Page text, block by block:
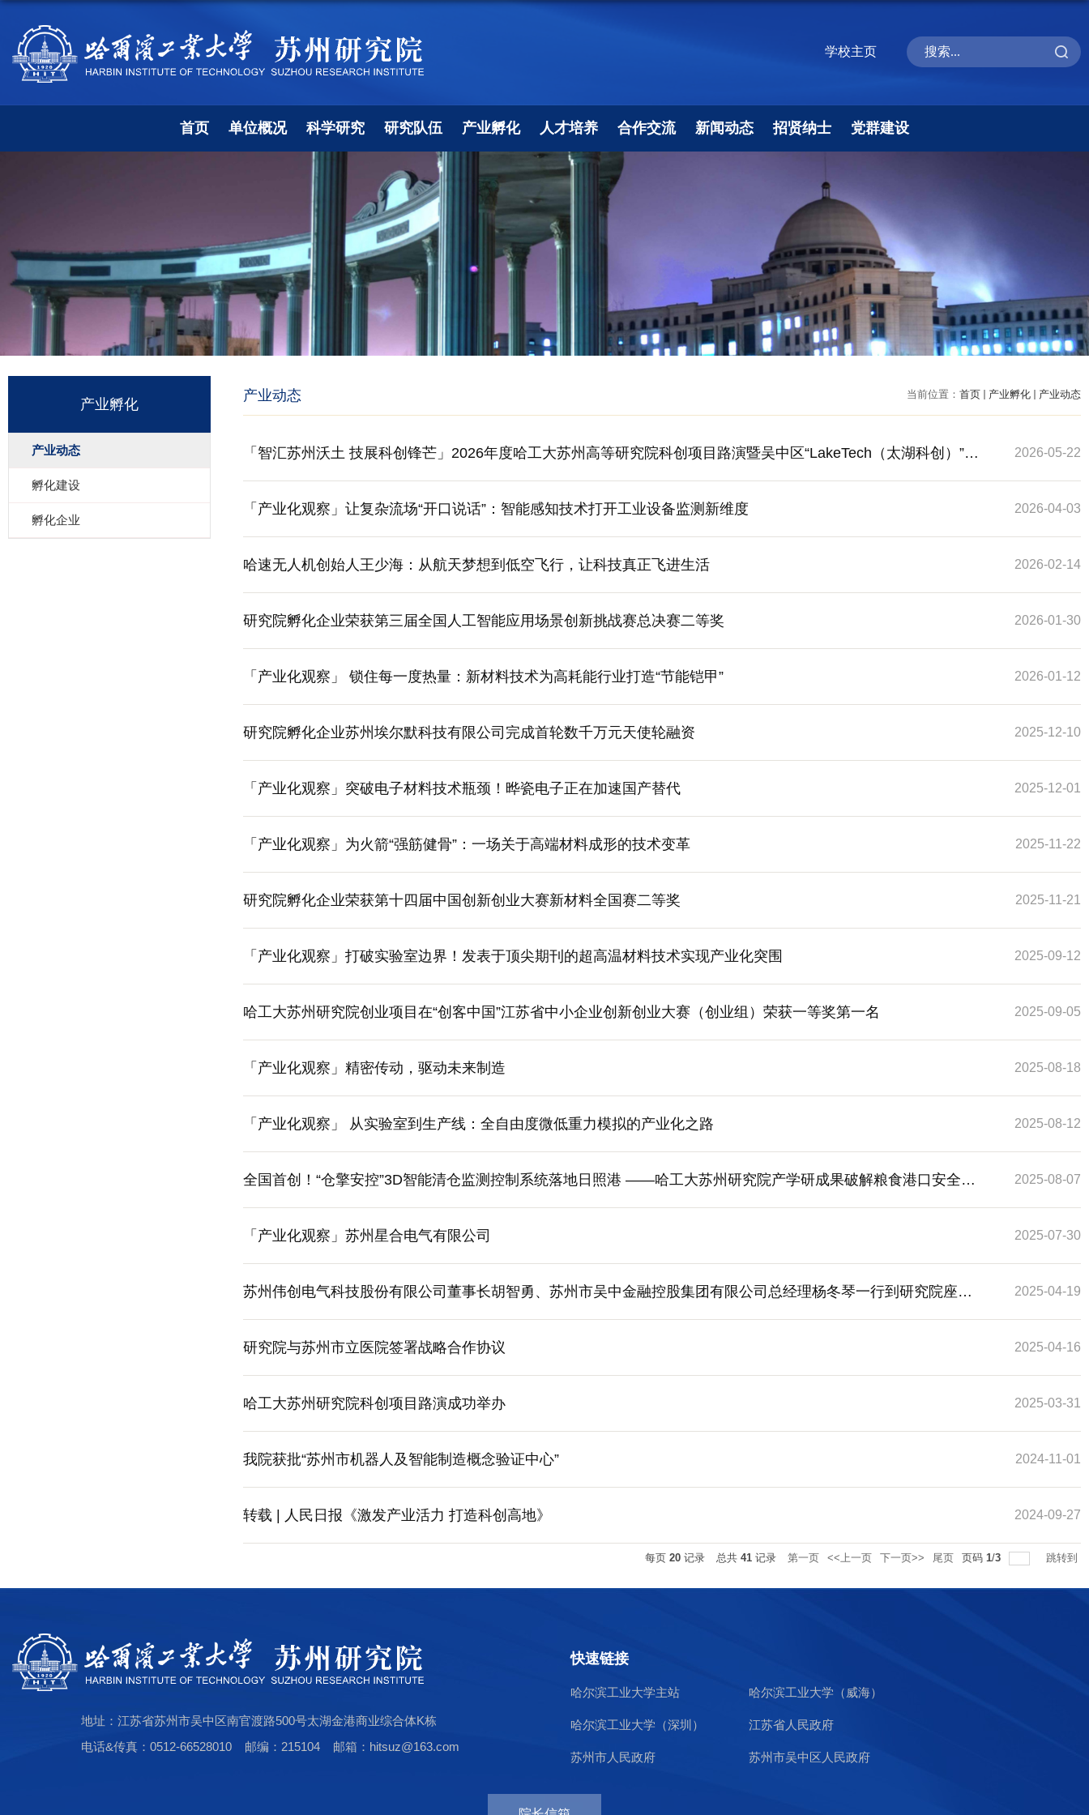
学校主页
首页 单位概况 科学研究 研究队伍 产业孵化 人才培养 合作交流 新闻动态 招贤纳士 党群建设
产业孵化
产业动态
孵化建设
孵化企业
当前位置： 首页 产业孵化 产业动态
产业动态
「智汇苏州沃土 技展科创锋芒」2026年度哈工大苏州高等研究院科创项目路演暨吴中区“LakeTech（太湖科创）”创
客大赛成功举办
2026-05-22
「产业化观察」让复杂流场“开口说话”：智能感知技术打开工业设备监测新维度 2026-04-03
哈速无人机创始人王少海：从航天梦想到低空飞行，让科技真正飞进生活 2026-02-14
研究院孵化企业荣获第三届全国人工智能应用场景创新挑战赛总决赛二等奖 2026-01-30
「产业化观察」 锁住每一度热量：新材料技术为高耗能行业打造“节能铠甲” 2026-01-12
研究院孵化企业苏州埃尔默科技有限公司完成首轮数千万元天使轮融资 2025-12-10
「产业化观察」突破电子材料技术瓶颈！晔瓷电子正在加速国产替代 2025-12-01
「产业化观察」为火箭“强筋健骨”：一场关于高端材料成形的技术变革 2025-11-22
研究院孵化企业荣获第十四届中国创新创业大赛新材料全国赛二等奖 2025-11-21
「产业化观察」打破实验室边界！发表于顶尖期刊的超高温材料技术实现产业化突围 2025-09-12
哈工大苏州研究院创业项目在“创客中国”江苏省中小企业创新创业大赛（创业组）荣获一等奖第一名 2025-09-05
「产业化观察」精密传动，驱动未来制造 2025-08-18
「产业化观察」 从实验室到生产线：全自由度微低重力模拟的产业化之路 2025-08-12
全国首创！“仓擎安控”3D智能清仓监测控制系统落地日照港 ——哈工大苏州研究院产学研成果破解粮食港口安全难
题
2025-08-07
「产业化观察」苏州星合电气有限公司 2025-07-30
苏州伟创电气科技股份有限公司董事长胡智勇、苏州市吴中金融控股集团有限公司总经理杨冬琴一行到研究院座谈
交流
2025-04-19
研究院与苏州市立医院签署战略合作协议 2025-04-16
哈工大苏州研究院科创项目路演成功举办 2025-03-31
我院获批“苏州市机器人及智能制造概念验证中心” 2024-11-01
转载 | 人民日报《激发产业活力 打造科创高地》 2024-09-27
每页 20 记录 总共 41 记录 第一页 <<上一页 下一页>> 尾页 页码 1/3 跳转到
地址：江苏省苏州市吴中区南官渡路500号太湖金港商业综合体K栋
电话&传真：0512-66528010 邮编：215104 邮箱：hitsuz@163.com
快速链接
哈尔滨工业大学主站 哈尔滨工业大学（威海）
哈尔滨工业大学（深圳） 江苏省人民政府
苏州市人民政府 苏州市吴中区人民政府